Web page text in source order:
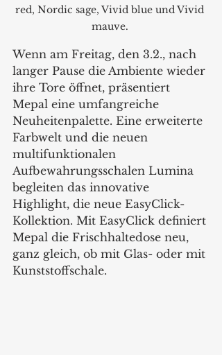
red, Nordic sage, Vivid blue und Vivid
mauve.
Wenn am Freitag, den 3.2., nach
langer Pause die Ambiente wieder
ihre Tore öffnet, präsentiert
Mepal eine umfangreiche
Neuheitenpalette. Eine erweiterte
Farbwelt und die neuen
multifunktionalen
Aufbewahrungsschalen Lumina
begleiten das innovative
Highlight, die neue EasyClick-
Kollektion. Mit EasyClick definiert
Mepal die Frischhaltedose neu,
ganz gleich, ob mit Glas- oder mit
Kunststoffschale.